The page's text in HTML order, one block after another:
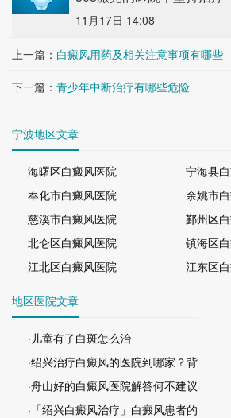
11月17日 14:08
上一篇： 白癜风用药及相关注意事项有哪些
下一篇： 青少年中断治疗有哪些危险
宁波地区文章
海曙区白癜风医院
宁海县
奉化市白癜风医院
余姚市
慈溪市白癜风医院
鄞州区
北仑区白癜风医院
镇海区
江北区白癜风医院
江东区
地区医院文章
·儿童有了白斑怎么治
·绍兴治疗白癜风的医院到哪家？背
·舟山好的白癜风医院解答何不建议
·「绍兴白癜风治疗」白癜风患者的